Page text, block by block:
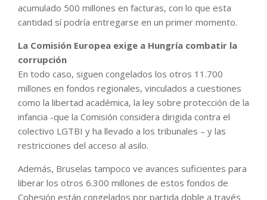
acumulado 500 millones en facturas, con lo que esta
cantidad sí podría entregarse en un primer momento.
La Comisión Europea exige a Hungría combatir la
corrupción
En todo caso, siguen congelados los otros 11.700
millones en fondos regionales, vinculados a cuestiones
como la libertad académica, la ley sobre protección de la
infancia -que la Comisión considera dirigida contra el
colectivo LGTBI y ha llevado a los tribunales – y las
restricciones del acceso al asilo.
Además, Bruselas tampoco ve avances suficientes para
liberar los otros 6.300 millones de estos fondos de
Cohesión están congelados por partida doble a través